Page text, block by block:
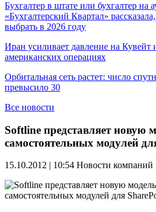
Бухгалтер в штате или бухгалтер на
«Бухгалтерский Квартал»
выбрать в 2026 году
Иран усиливает давление на Кувейт
американских операциях
Орбитальная сеть растет: число
превысило 30
Все новости
Softline представляет новую
самостоятельных модулей
15.10.2012 | 10:54 Новости компаний